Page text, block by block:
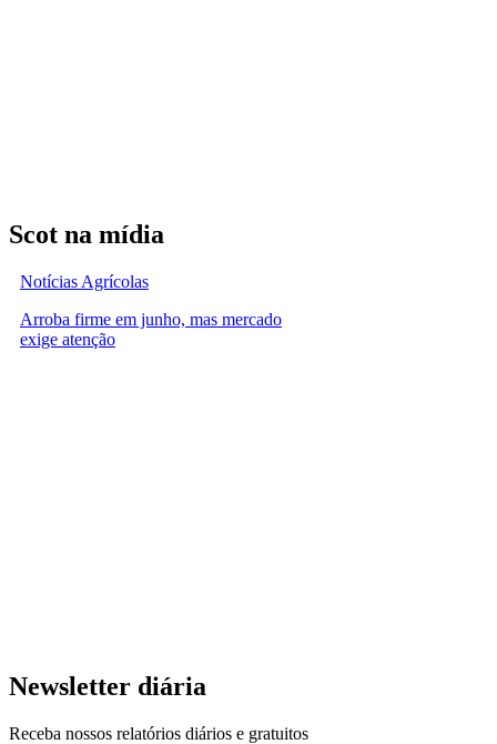
Scot na mídia
Notícias Agrícolas
Arroba firme em junho, mas mercado
exige atenção
Newsletter diária
Receba nossos relatórios diários e gratuitos